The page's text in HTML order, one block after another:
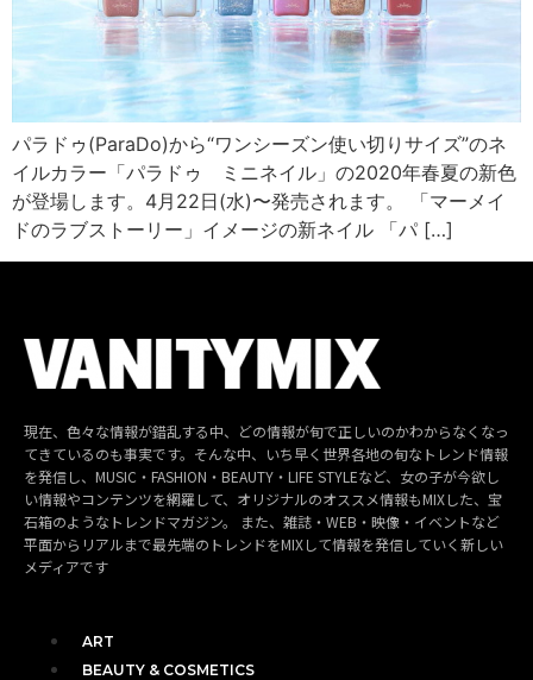
パラドゥ(ParaDo)から“ワンシーズン使い切りサイズ”のネ
イルカラー「パラドゥ ミニネイル」の2020年春夏の新色
が登場します。4月22日(水)〜発売されます。 「マーメイ
ドのラブストーリー」イメージの新ネイル 「パ […]
現在、色々な情報が錯乱する中、どの情報が旬で正しいのかわからなくなっ
てきているのも事実です。そんな中、いち早く世界各地の旬なトレンド情報
を発信し、MUSIC・FASHION・BEAUTY・LIFE STYLEなど、女の子が今欲し
い情報やコンテンツを網羅して、オリジナルのオススメ情報もMIXした、宝
石箱のようなトレンドマガジン。 また、雑誌・WEB・映像・イベントなど
平面からリアルまで最先端のトレンドをMIXして情報を発信していく新しい
メディアです
ART
BEAUTY & COSMETICS